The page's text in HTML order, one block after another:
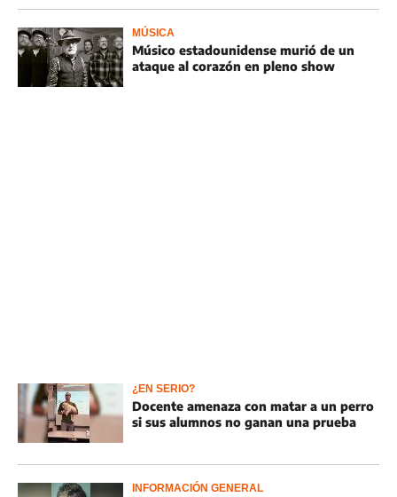
MÚSICA
Músico estadounidense murió de un
ataque al corazón en pleno show
¿EN SERIO?
Docente amenaza con matar a un perro
si sus alumnos no ganan una prueba
INFORMACIÓN GENERAL